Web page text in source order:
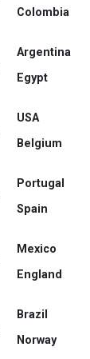
Colombia
Argentina
Egypt
USA
Belgium
Portugal
Spain
Mexico
England
Brazil
Norway